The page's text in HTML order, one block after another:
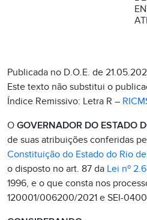
Publicada no D.O.E. de
Este texto não substitui o
Índice Remissivo: Letra R –
O GOVERNADOR DO ESTADO
de suas atribuições conferidas
Constituição do Estado do Rio
o disposto no art. 87 da Lei nº
1996, e o que consta nos
120001/006200/2021 e SEI-